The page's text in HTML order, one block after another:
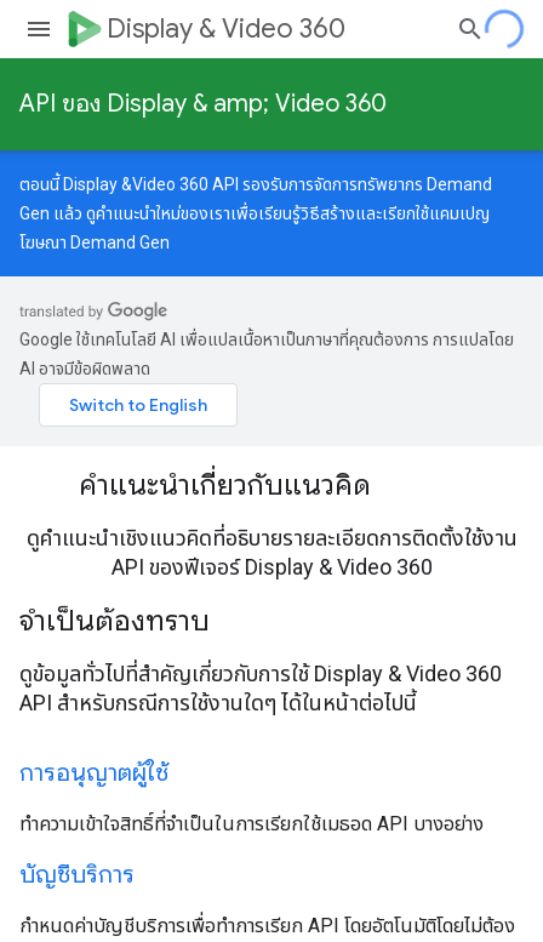
Display & Video 360
API ของ Display & amp; Video 360
ตอนนี้ Display &Video 360 API รองรับการจัดการทรัพยากร Demand
Gen แล้ว ดูคำแนะนำใหม่ของเราเพื่อเรียนรู้วิธีสร้างและเรียกใช้แคมเปญ
โฆษณา Demand Gen
Google ใช้เทคโนโลยี AI เพื่อแปลเนื้อหาเป็นภาษาที่คุณต้องการ การแปลโดย
AI อาจมีข้อผิดพลาด
คำแนะนำเกี่ยวกับแนวคิด
ดูคำแนะนำเชิงแนวคิดที่อธิบายรายละเอียดการติดตั้งใช้งาน
API ของฟีเจอร์ Display & Video 360
จำเป็นต้องทราบ
ดูข้อมูลทั่วไปที่สำคัญเกี่ยวกับการใช้ Display & Video 360
API สำหรับกรณีการใช้งานใดๆ ได้ในหน้าต่อไปนี้
การอนุญาตผู้ใช้
ทำความเข้าใจสิทธิ์ที่จำเป็นในการเรียกใช้เมธอด API บางอย่าง
บัญชีบริการ
กำหนดค่าบัญชีบริการเพื่อทำการเรียก API โดยอัตโนมัติโดยไม่ต้อง